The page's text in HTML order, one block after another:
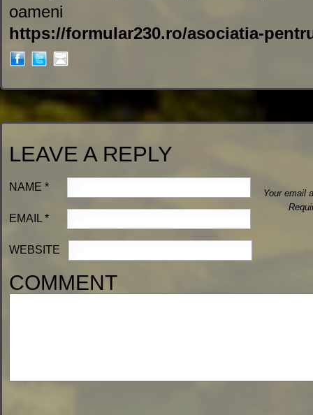
oameni
https://formular230.ro/asociatia-
LEAVE A REPLY
Your email
NAME *
EMAIL *
WEBSITE
COMMENT